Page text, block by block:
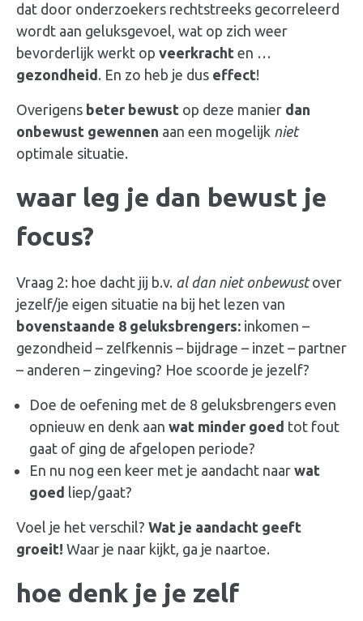
dat door onderzoekers rechtstreeks gecorreleerd
wordt aan geluksgevoel, wat op zich weer
bevorderlijk werkt op veerkracht en …
gezondheid . En zo heb je dus effect!
Overigens beter bewust op deze manier dan
onbewust gewennen aan een mogelijk niet
optimale situatie.
waar leg je dan bewust je
focus?
Vraag 2: hoe dacht jij b.v. al dan niet onbewustover
jezelf/je eigen situatie na bij het lezen van
bovenstaande 8 geluksbrengers: inkomen –
gezondheid – zelfkennis – bijdrage – inzet – partner
– anderen – zingeving? Hoe scoorde je jezelf?
Doe de oefening met de 8 geluksbrengers even
opnieuw en denk aan wat minder goed tot fout
gaat of ging de afgelopen periode?
En nu nog een keer met je aandacht naar wat
goed liep/gaat?
Voel je het verschil? Wat je aandacht geeft
groeit! Waar je naar kijkt, ga je naartoe.
hoe denk je je zelf